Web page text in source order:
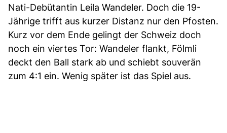
Nati-Debütantin Leila Wandeler. Doch die 19-
Jährige trifft aus kurzer Distanz nur den Pfosten.
Kurz vor dem Ende gelingt der Schweiz doch
noch ein viertes Tor: Wandeler flankt, Fölmli
deckt den Ball stark ab und schiebt souverän
zum 4:1 ein. Wenig später ist das Spiel aus.